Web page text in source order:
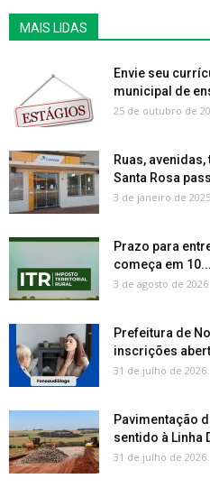
MAIS LIDAS
Envie seu
municipal de
25 de outubro de
Ruas,
Santa Rosa
3 de janeiro de 2025
Prazo para
começa em 10...
3 de agosto de 2026
Prefeitura de
inscrições
31 de julho de 2026
Pavimentação
sentido à Linha
31 de julho de 2026